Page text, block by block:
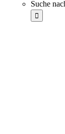
Suche